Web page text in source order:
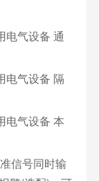
气设备 通
电气设备 隔
电气设备 本
信号同时输